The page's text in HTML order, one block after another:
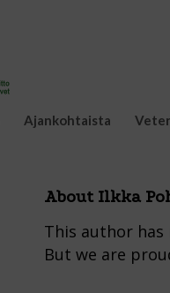
Ajankohtaista
About Ilkka
This author
But we are